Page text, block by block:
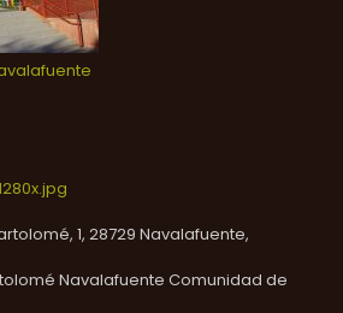
1, 28729 Navalafuente,
Navalafuente Comunidad de